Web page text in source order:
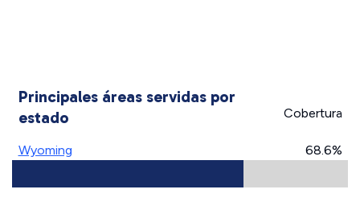
Principales áreas servidas por
estado
Cobertura
Wyoming 68.6%